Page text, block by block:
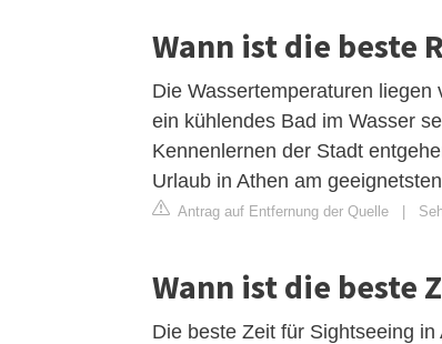
Wann ist die beste
Die Wassertemperaturen
ein kühlendes Bad im Wasser
Kennenlernen der Stadt
Urlaub in Athen am
Antrag auf Entfernung der Quelle
Wann ist die beste
Die beste Zeit für Sightseeing